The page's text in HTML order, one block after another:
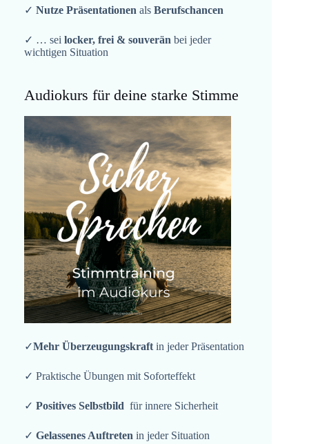
✓ Nutze Präsentationen als Berufschancen
✓ … sei locker, frei & souverän bei jeder
wichtigen Situation
Audiokurs für deine starke Stimme
✓Mehr Überzeugungskraft in jeder Präsentation
✓ Praktische Übungen mit Soforteffekt
✓ Positives Selbstbild für innere Sicherheit
✓ Gelassenes Auftreten in jeder Situation